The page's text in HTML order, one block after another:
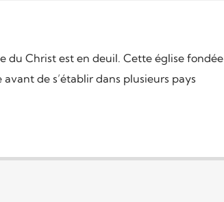
du Christ est en deuil. Cette église fondée
de s’établir dans plusieurs pays